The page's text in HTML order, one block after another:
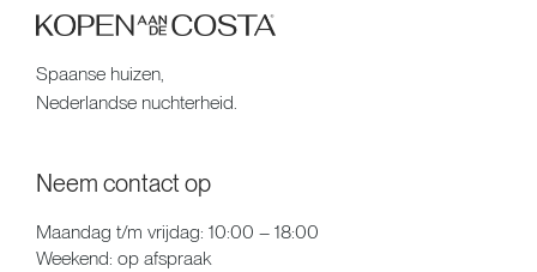
Spaanse huizen,
Nederlandse nuchterheid.
Neem contact op
Maandag t/m vrijdag: 10:00 – 18:00
Weekend: op afspraak